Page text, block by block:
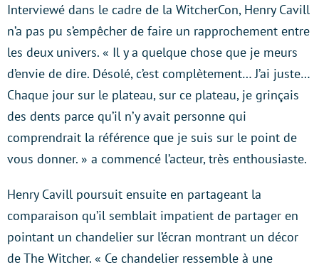
Interviewé dans le cadre de la WitcherCon, Henry Cavill
n’a pas pu s’empêcher de faire un rapprochement entre
les deux univers. « Il y a quelque chose que je meurs
d’envie de dire. Désolé, c’est complètement… J’ai juste…
Chaque jour sur le plateau, sur ce plateau, je grinçais
des dents parce qu’il n’y avait personne qui
comprendrait la référence que je suis sur le point de
vous donner. » a commencé l’acteur, très enthousiaste.
Henry Cavill poursuit ensuite en partageant la
comparaison qu’il semblait impatient de partager en
pointant un chandelier sur l’écran montrant un décor
de The Witcher. « Ce chandelier ressemble à une